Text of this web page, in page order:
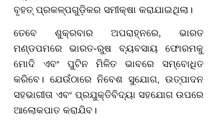
ବୃହତ୍ ପ୍ରକଳ୍ପଗୁଡ଼ିକର ସମୀକ୍ଷା କରାଯାଇଥିଲା।
ତେବେ ଶୁକ୍ରବାର ଅପରାହ୍ନରେ, ଭାରତ
ମଣ୍ଡପମରେ ଭାରତ-ରୁଷ ବ୍ୟବସାୟ ଫୋରମକୁ
ମୋଦି ଏବଂ ପୁଟିନ ମିଳିତ ଭାବରେ ସମ୍ବୋଧିତ
କରିବେ। ଯେଉଁଠାରେ ନିବେଶ ସୁଯୋଗ, ଉତ୍ପାଦନ
ସହଭାଗୀତା ଏବଂ ପ୍ରଯୁକ୍ତିବିଦ୍ୟା ସହଯୋଗ ଉପରେ
ଆଲୋକପାତ କରାଯିବ।